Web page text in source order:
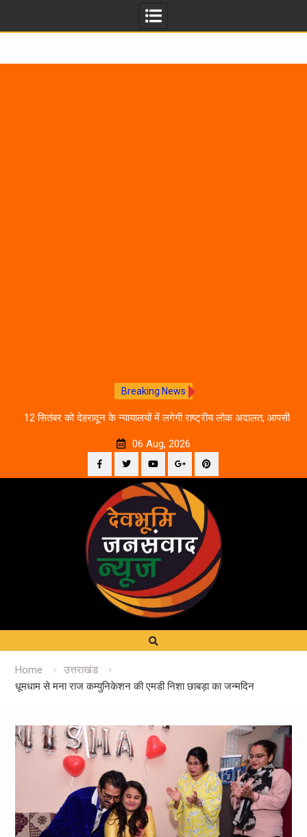
Breaking News
12 सितंबर को देहरादून के न्यायालयों में लगेगी राष्ट्रीय लोक अदालत, आपसी
06 Aug, 2026
Facebook
TwitterYouTubePlus
Google
Home
उत्तराखंड
धूमधाम से मना राज कम्युनिकेशन की एमडी निशा छाबड़ा का जन्मदिन